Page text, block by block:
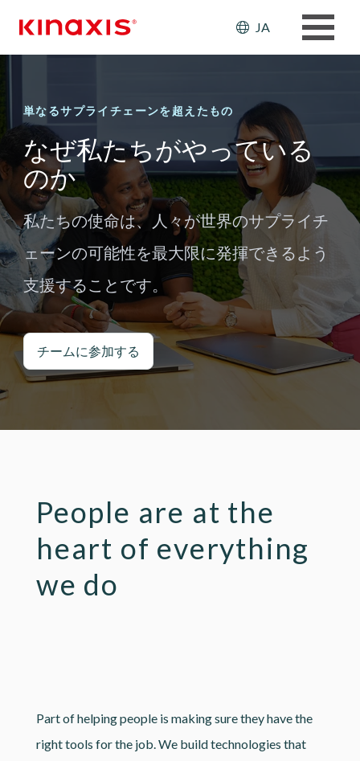
Header:
JA
単なるサプライチェーンを超えたもの
なぜ私たちがやっている
のか
私たちの使命は、人々が世界のサプライチ
ェーンの可能性を最大限に発揮できるよう
支援することです。
チームに参加する
People are at the
heart of everything
we do
Part of helping people is making sure they have the
right tools for the job. We build technologies that